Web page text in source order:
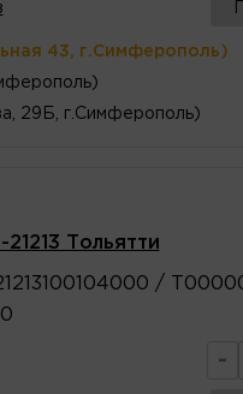
43, г.Симферополь)
29Б, г.Симферополь)
Тольятти
/
-